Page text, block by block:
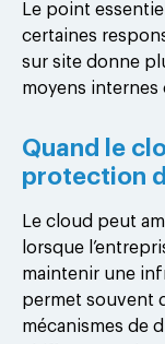
Le point
certaines
sur site donne
moyens internes
Quand le
protection
Le cloud peut
lorsque
maintenir une
permet souvent
mécanismes de